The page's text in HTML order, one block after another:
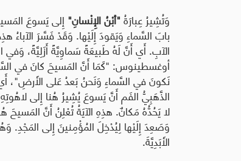
وَتُشِيرُ عِبارَةُ"ٱبْنُ الإِنْسانِ" إِلى يَسوعَ
بابَ السَّماءِ وَيَقودَ إِلَيْها. وَقَدْ فَسَّرَ
الآبِ. أَي أَنَّ لَهُ طَبيعَةً سَماوِيَّةً أَزَلِيَّةً،
أوغسطينوس: "كَمَا أَنَّ المَسيحَ كانَ في
نَكونَ في السَّماءِ وَنَحنُ بَعدُ عَلى الأَرضِ"،
الذَّهَبِيُّ الفَم أَنَّ يَسوعَ يُشِيرُ هُنا إِلى
لا يَحُدُّهُ مَكانٌ. هذِهِ الآيَةُ تُعْلِنُ أَنَّ المَسيحَ
وَصَعِدَ إِلَيْها لِيُدْخِلَ المُؤْمِنينَ إِلى المَجْدِ.
الأَبَدِيَّةَ.